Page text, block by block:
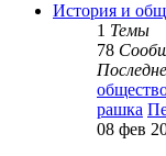
История и
1 Темы
78
рашка
08 фев